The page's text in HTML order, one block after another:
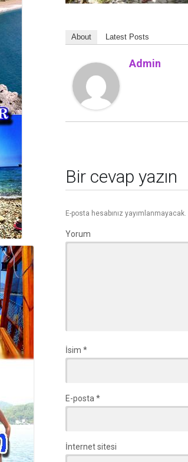
About Latest Posts
Admin
Bir cevap yazın
E-posta hesabınız yayımlanmayacak.
Yorum
İsim*
E-posta*
İnternet sitesi